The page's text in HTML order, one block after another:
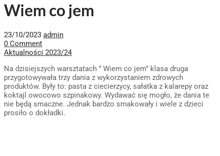
Wiem co jem
23/10/2023 admin
0 Comment
Aktualności 2023/24
Na dzisiejszych warsztatach ” Wiem co jem” klasa druga
przygotowywała trzy dania z wykorzystaniem zdrowych
produktów. Były to: pasta z ciecierzycy, sałatka z kalarepy oraz
koktajl owocowo szpinakowy. Wydawać się mogło, że dania te
nie będą smaczne. Jednak bardzo smakowały i wiele z dzieci
prosiło o dokładki.